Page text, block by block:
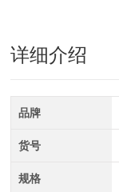
详细介绍
品牌
货号
规格